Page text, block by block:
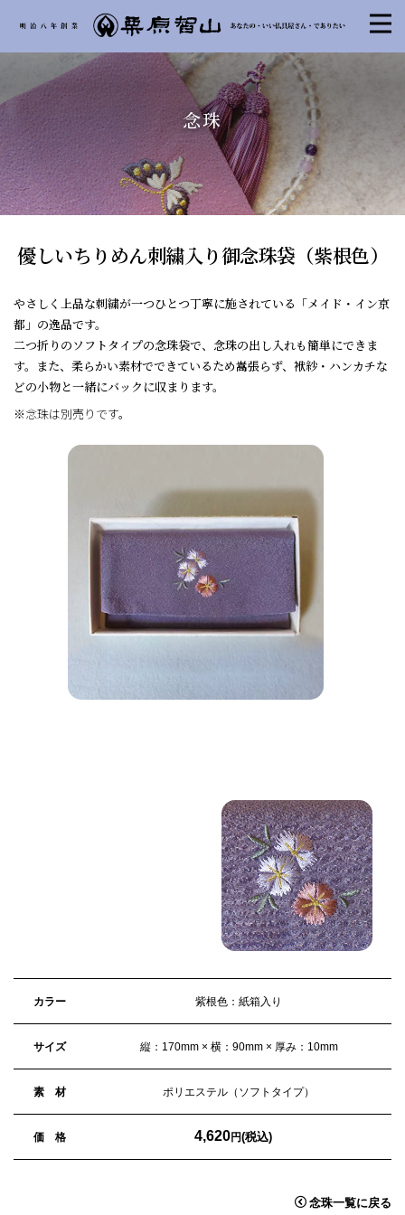
念珠
優しいちりめん刺繍入り御念珠袋（紫根色）
やさしく上品な刺繍が一つひとつ丁寧に施されている「メイド・イン京
都」の逸品です。
二つ折りのソフトタイプの念珠袋で、念珠の出し入れも簡単にできま
す。また、柔らかい素材でできているため嵩張らず、袱紗・ハンカチな
どの小物と一緒にバックに収まります。
※念珠は別売りです。
カラー 紫根色：紙箱入り
サイズ 縦：170mm × 横：90mm × 厚み：10mm
素 材 ポリエステル（ソフトタイプ）
価 格 4,620円(税込)
念珠一覧に戻る